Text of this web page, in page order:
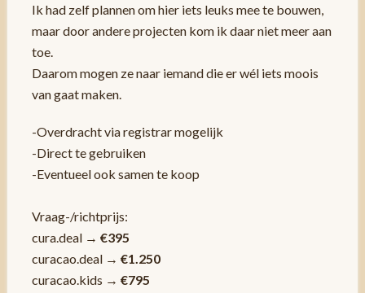
Ik had zelf plannen om hier iets leuks mee te bouwen,
maar door andere projecten kom ik daar niet meer aan
toe.
Daarom mogen ze naar iemand die er wél iets moois
van gaat maken.
-Overdracht via registrar mogelijk
-Direct te gebruiken
-Eventueel ook samen te koop
Vraag-/richtprijs:
cura.deal → €395
curacao.deal → €1.250
curacao.kids → €795